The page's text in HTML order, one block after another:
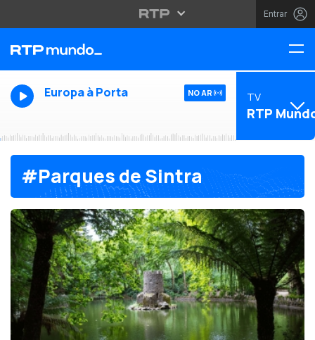
Entrar
Europa à Porta NO AR TV
RTP
#Parques de Sintra